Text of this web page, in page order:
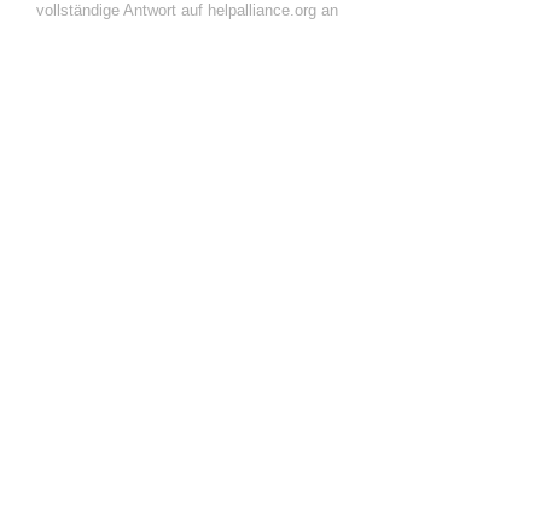
vollständige Antwort auf helpalliance.org an